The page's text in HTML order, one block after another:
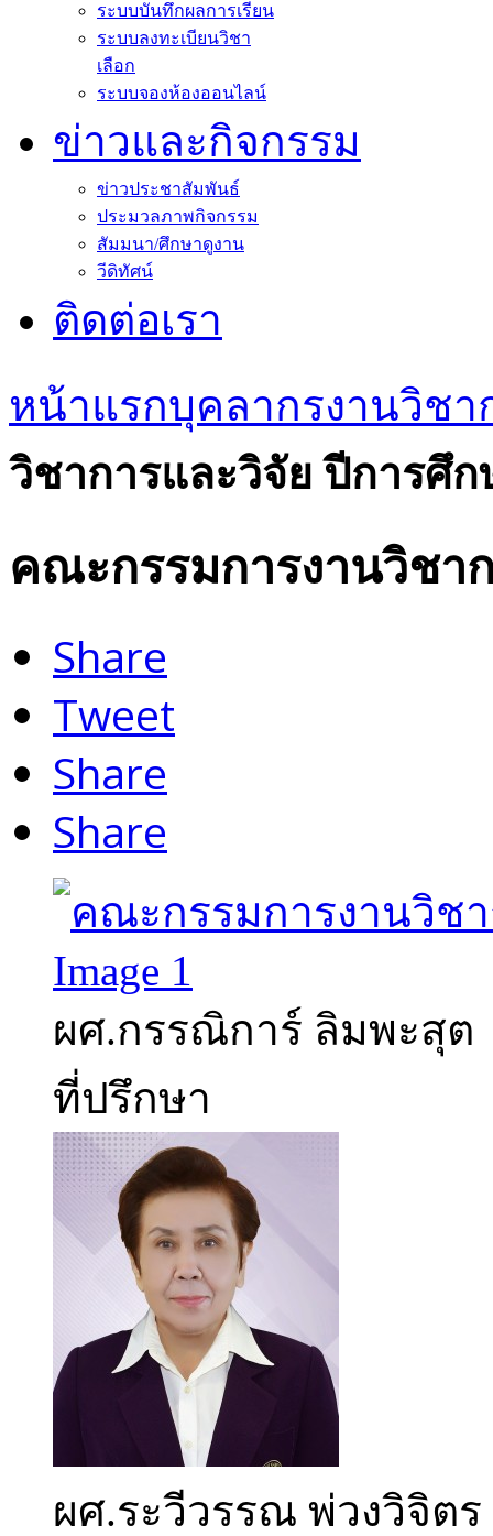
ระบบบันทึกผลการเรียน
ระบบลงทะเบียนวิชา
เลือก
ระบบจองห้องออนไลน์
ข่าวและกิจกรรม
ข่าวประชาสัมพันธ์
ประมวลภาพกิจกรรม
สัมมนา/ศึกษาดูงาน
วีดิทัศน์
ติดต่อเรา
หน้าแรกบุคลากรงานวิชา
วิชาการและวิจัย ปีการศึก
คณะกรรมการงานวิชา
Share
Tweet
Share
Share
ผศ.กรรณิการ์ ลิมพะสุต
ที่ปรึกษา
ผศ.ระวีวรรณ พ่วงวิจิตร